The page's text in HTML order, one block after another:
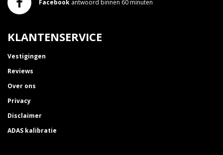
Facebook antwoord binnen 60 minuten
KLANTENSERVICE
Vestigingen
Reviews
Over ons
Privacy
Disclaimer
ADAS kalibratie